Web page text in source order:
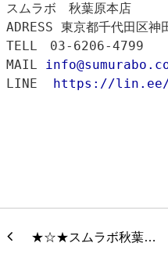
スムラボ　秋葉原本店
ADRESS 東京都千代田区
TELL　03-6206-4799
MAIL
LINE
https://lin.ee/
★☆★スムラボ秋葉…